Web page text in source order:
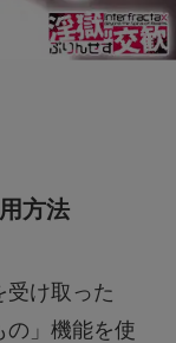
方法
受け取った
の」機能を使